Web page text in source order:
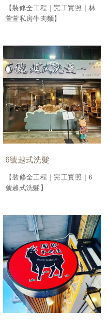
【裝修全工程｜完工實照｜林
萱萱私房牛肉麵】
6號越式洗髮
【裝修全工程｜完工實照｜6
號越式洗髮】